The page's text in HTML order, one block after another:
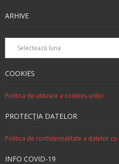
ARHIVE
Arhive
COOKIES
Politica de utilizare a cookies-urilor
PROTECŢIA DATELOR
Politica de confidenţialitate a datelor
INFO COVID-19